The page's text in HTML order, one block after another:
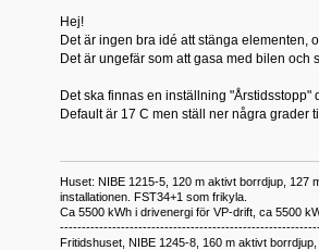
Hej!
Det är ingen bra idé att stänga elementen,
Det är ungefär som att gasa med bilen
Det ska finnas en inställning
Default är 17 C men ställ ner några grader
Huset: NIBE 1215-5, 120 m aktivt borrdjup, 127
installationen. FST34+1 som frikyla.
Ca 5500 kWh i drivenergi för VP-drift, ca 5500
Fritidshuset, NIBE 1245-8, 160 m aktivt